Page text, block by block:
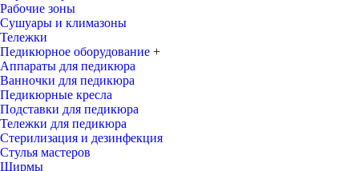
Рабочие зоны
Сушуары и климазоны
Тележки
Педикюрное оборудование +
Аппараты для педикюра
Ванночки для педикюра
Педикюрные кресла
Подставки для педикюра
Тележки для педикюра
Стерилизация и дезинфекция
Стулья мастеров
Ширмы